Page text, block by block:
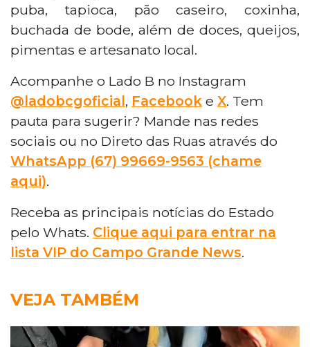
puba, tapioca, pão caseiro, coxinha,
buchada de bode, além de doces, queijos,
pimentas e artesanato local.
Acompanhe o Lado B no Instagram
@ladobcgoficial, Facebook e X. Tem
pauta para sugerir? Mande nas redes
sociais ou no Direto das Ruas através do
WhatsApp (67) 99669-9563 (chame
aqui).
Receba as principais notícias do Estado
pelo Whats. Clique aqui para entrar na
lista VIP do Campo Grande News.
VEJA TAMBÉM